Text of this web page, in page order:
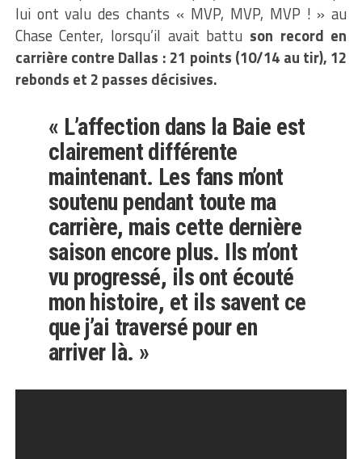
lui ont valu des chants « MVP, MVP, MVP ! » au
Chase Center, lorsqu’il avait battu son record en
carrière contre Dallas : 21 points (10/14 au tir), 12
rebonds et 2 passes décisives.
« L’affection dans la Baie est
clairement différente
maintenant. Les fans m’ont
soutenu pendant toute ma
carrière, mais cette dernière
saison encore plus. Ils m’ont
vu progressé, ils ont écouté
mon histoire, et ils savent ce
que j’ai traversé pour en
arriver là. »